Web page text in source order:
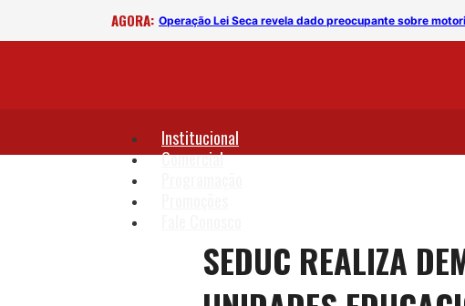
AGORA: Operação Lei Seca revela dado preocupante sobre
Institucional
Comercial
SEDUC REALIZA